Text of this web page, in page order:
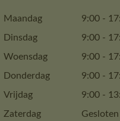
Maandag 9:00 -
Dinsdag
9:00 -
Woensdag
9:00 -
Donderdag
9:00 -
Vrijdag
9:00 -
Zaterdag
Gesloten